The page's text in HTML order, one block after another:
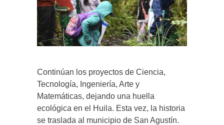
Continúan los proyectos de Ciencia,
Tecnología, Ingeniería, Arte y
Matemáticas, dejando una huella
ecológica en el Huila. Esta vez, la historia
se traslada al municipio de San Agustín.